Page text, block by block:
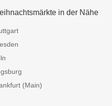
in der Nähe
(Main)